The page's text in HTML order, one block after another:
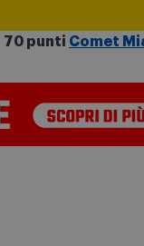
70 punti Comet